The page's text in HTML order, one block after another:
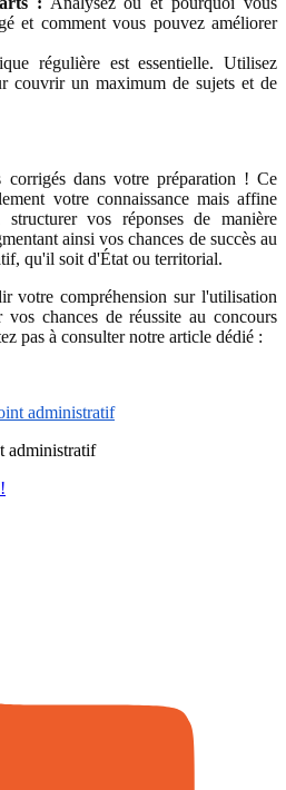
et comment vous pouvez améliorer
régulière est essentielle. Utilisez
couvrir un maximum de sujets et de
corrigés dans votre préparation ! Ce
votre connaissance mais affine
vos réponses de manière
ainsi vos chances de succès au
qu'il soit d'État ou territorial.
votre compréhension sur l'utilisation
chances de réussite au concours
pas à consulter notre article dédié :
administratif
administratif